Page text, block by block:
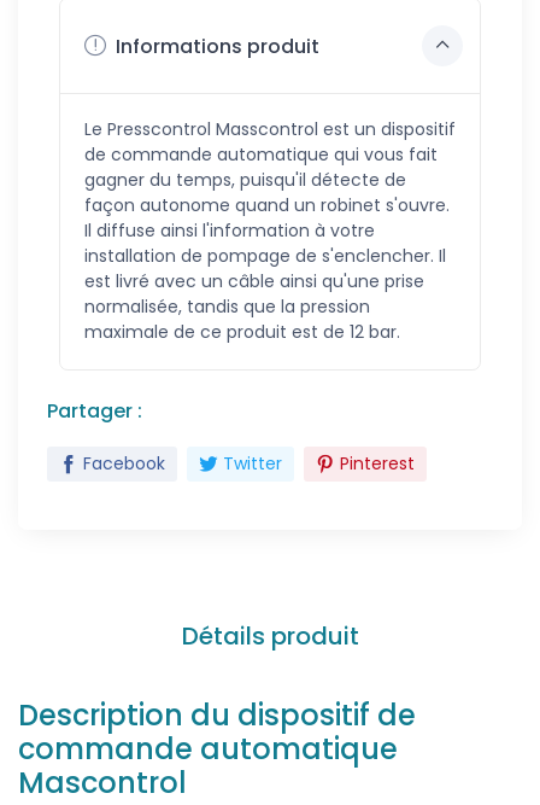
Informations produit
Le Presscontrol Masscontrol est un dispositif
de commande automatique qui vous fait
gagner du temps, puisqu'il détecte de
façon autonome quand un robinet s'ouvre.
Il diffuse ainsi l'information à votre
installation de pompage de s'enclencher. Il
est livré avec un câble ainsi qu'une prise
normalisée, tandis que la pression
maximale de ce produit est de 12 bar.
Partager :
Facebook Twitter Pinterest
Détails produit
Description du dispositif de
commande automatique
Mascontrol